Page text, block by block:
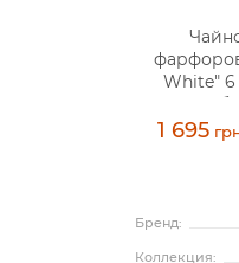
White"
1 695
Бренд:
Коллекция: